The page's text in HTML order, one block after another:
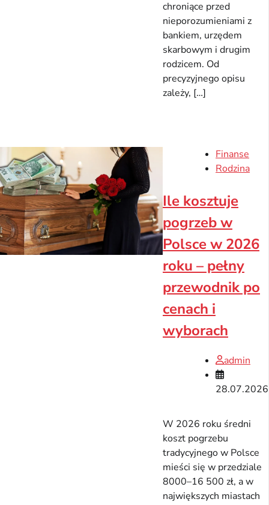
chroniące przed
nieporozumieniami z
bankiem, urzędem
skarbowym i drugim
rodzicem. Od
precyzyjnego opisu
zależy, […]
Finanse
Rodzina
Ile kosztuje
pogrzeb w
Polsce w 2026
roku – pełny
przewodnik po
cenach i
wyborach
admin
28.07.2026
W 2026 roku średni
koszt pogrzebu
tradycyjnego w Polsce
mieści się w przedziale
8000–16 500 zł, a w
największych miastach